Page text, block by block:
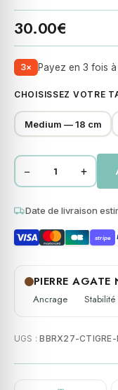
30.00€
3× Payez en 3 fois
CHOISISSEZ VOTRE
Medium — 18 cm
quantité
Bracelet
perles
rondes
pierres
naturelles
8mm
agate
et
oeil
de
− +
Date de livraison
stripe
PIERRE AGATE
Ancrage Stabilité
UGS :BBRX27-CTIGRE-